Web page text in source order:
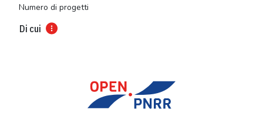
Numero di progetti
Di cui